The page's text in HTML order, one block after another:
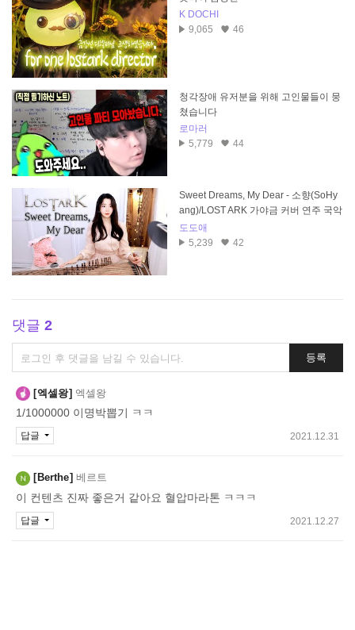
K DOCHI
9,065
46
청각장애 유저분을 위해 고인물들이 뭉
쳤습니다
로마러
5,779
44
Sweet Dreams, My Dear - 소향(SoHy
ang)/LOST ARK 가야금 커버 연주 국악
버전 Cover by, 도도애
도도애
5,239
42
댓글 2
댓
글
쓰
기
등록
엑셀왕 엑셀왕
1/1000000 이명박뽑기 ㅋㅋ
2021.12.31
답글
Berthe 베르트
이 컨텐츠 진짜 좋은거 같아요 혈압마라톤 ㅋㅋㅋ
2021.12.27
답글